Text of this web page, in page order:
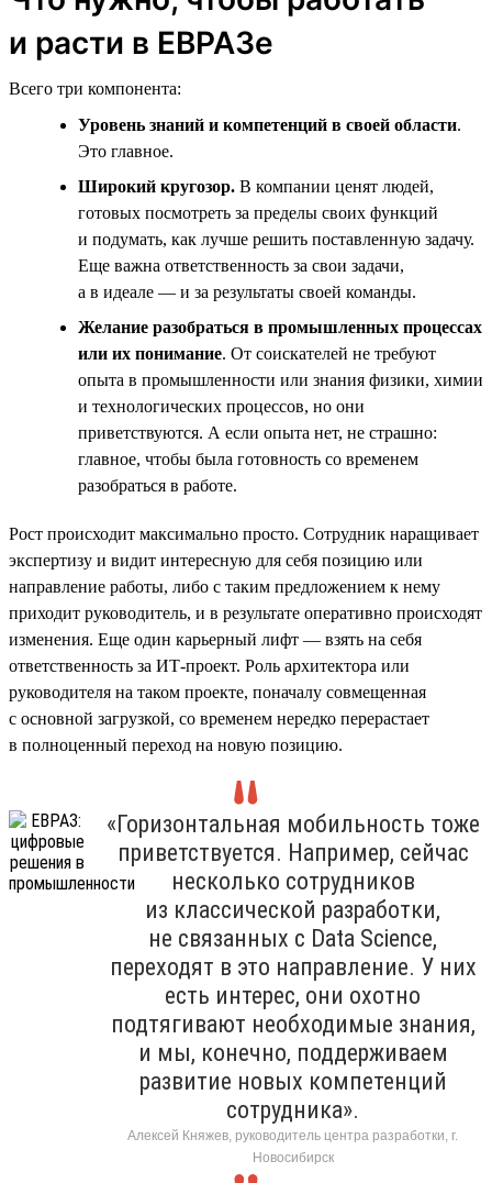
и расти в ЕВРАЗе
Всего три компонента:
Уровень знаний и компетенций в своей области.
Это главное.
Широкий кругозор. В компании ценят людей,
готовых посмотреть за пределы своих функций
и подумать, как лучше решить поставленную задачу.
Еще важна ответственность за свои задачи,
а в идеале — и за результаты своей команды.
Желание разобраться в промышленных процессах
или их понимание. От соискателей не требуют
опыта в промышленности или знания физики, химии
и технологических процессов, но они
приветствуются. А если опыта нет, не страшно:
главное, чтобы была готовность со временем
разобраться в работе.
Рост происходит максимально просто. Сотрудник наращивает
экспертизу и видит интересную для себя позицию или
направление работы, либо с таким предложением к нему
приходит руководитель, и в результате оперативно происходят
изменения. Еще один карьерный лифт — взять на себя
ответственность за ИТ-проект. Роль архитектора или
руководителя на таком проекте, поначалу совмещенная
с основной загрузкой, со временем нередко перерастает
в полноценный переход на новую позицию.
«Горизонтальная мобильность тоже
приветствуется. Например, сейчас
несколько сотрудников
из классической разработки,
не связанных с Data Science,
переходят в это направление. У них
есть интерес, они охотно
подтягивают необходимые знания,
и мы, конечно, поддерживаем
развитие новых компетенций
сотрудника».
Алексей Княжев, руководитель центра разработки, г.
Новосибирск